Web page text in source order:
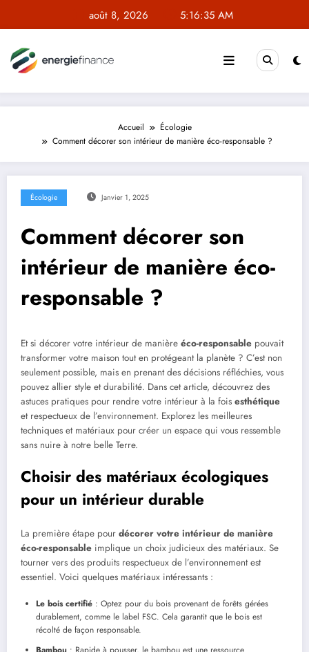
contenu
août 8, 2026 5:16:35 AM
Accueil
Écologie
Comment décorer son intérieur de manière éco-responsable ?
Écologie Janvier 1, 2025
Comment décorer son
intérieur de manière éco-
responsable ?
Et si décorer votre intérieur de manière éco-responsable pouvait
transformer votre maison tout en protégeant la planète ? C’est non
seulement possible, mais en prenant des décisions réfléchies, vous
pouvez allier style et durabilité. Dans cet article, découvrez des
astuces pratiques pour rendre votre intérieur à la fois esthétique
et respectueux de l’environnement. Explorez les meilleures
techniques et matériaux pour créer un espace qui vous ressemble
sans nuire à notre belle Terre.
Choisir des matériaux écologiques
pour un intérieur durable
La première étape pour décorer votre intérieur de manière
éco-responsable implique un choix judicieux des matériaux. Se
tourner vers des produits respectueux de l’environnement est
essentiel. Voici quelques matériaux intéressants :
Le bois certifié : Optez pour du bois provenant de forêts gérées
durablement, comme le label FSC. Cela garantit que le bois est
récolté de façon responsable.